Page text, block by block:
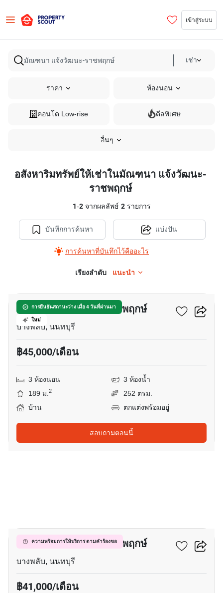
เข้าสู่ระบบ
เช่า
ราคา ห้องนอน
คอนโด Low-rise ดีลพิเศษ
อื่นๆ
อสังหาริมทรัพย์ให้เช่าในมัณฑนา แจ้งวัฒนะ-
ราชพฤกษ์
1-2จากผลลัพธ์ 2รายการ
บันทึกการค้นหา
การค้นหาที่บันทึกไว้คืออะไร
แบ่งปัน
เรียงลำดับ แนะนำ
การยืนยันสถานะว่าง เมื่อ 4 วันที่ผ่านมา
ใหม่
มัณฑนา แจ้งวัฒนะ-ราชพฤกษ์
บางพลับ, นนทบุรี
฿45,000/เดือน
3 ห้องนอน
3 ห้องน้ำ
189 ม.2
252 ตรม.
บ้าน
ตกแต่งพร้อมอยู่
สอบถามตอนนี้
ความพร้อมการให้บริการ ตามคำร้องขอ
มัณฑนา แจ้งวัฒนะ-ราชพฤกษ์
บางพลับ, นนทบุรี
฿41,000/เดือน